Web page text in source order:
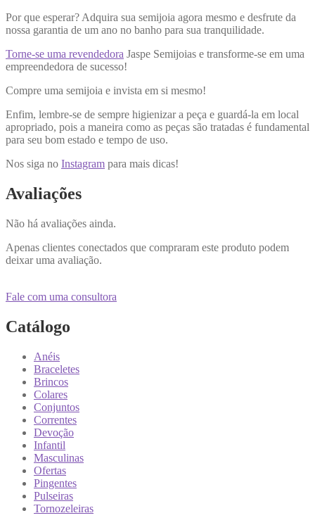
Por que esperar? Adquira sua semijoia agora mesmo e desfrute da
nossa garantia de um ano no banho para sua tranquilidade.
Torne-se uma revendedora Jaspe Semijoias e transforme-se em uma
empreendedora de sucesso!
Compre uma semijoia e invista em si mesmo!
Enfim, lembre-se de sempre higienizar a peça e guardá-la em local
apropriado, pois a maneira como as peças são tratadas é fundamental
para seu bom estado e tempo de uso.
Nos siga no Instagram para mais dicas!
Avaliações
Não há avaliações ainda.
Apenas clientes conectados que compraram este produto podem
deixar uma avaliação.
Fale com uma consultora
Catálogo
Anéis
Braceletes
Brincos
Colares
Conjuntos
Correntes
Devoção
Infantil
Masculinas
Ofertas
Pingentes
Pulseiras
Tornozeleiras